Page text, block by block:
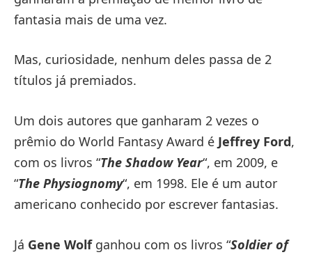
fantasia mais de uma vez.
Mas, curiosidade, nenhum deles passa de 2
títulos já premiados.
Um dois autores que ganharam 2 vezes o
prêmio do World Fantasy Award é Jeffrey Ford,
com os livros “The Shadow Year“, em 2009, e
“The Physiognomy“, em 1998. Ele é um autor
americano conhecido por escrever fantasias.
Já Gene Wolfganhou com os livros “Soldier of